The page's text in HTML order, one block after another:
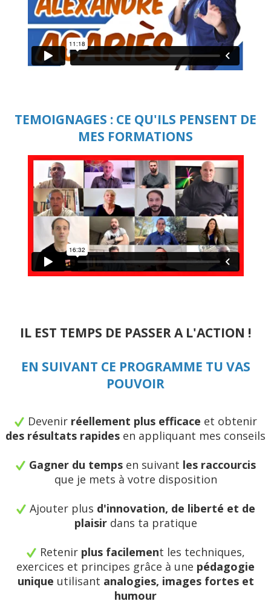
TEMOIGNAGES : CE QU'ILS PENSENT DE
MES FORMATIONS
IL EST TEMPS DE PASSER A L'ACTION !
EN SUIVANT CE PROGRAMME TU VAS
POUVOIR
Devenir réellement plus efficace et obtenir
des résultats rapides en appliquant mes conseils
Gagner du temps en suivant les raccourcis
que je mets à votre disposition
Ajouter plus d'innovation, de liberté et de
plaisirdans ta pratique
Retenir plus facilement les techniques,
exercices et principes grâce à une pédagogie
unique utilisant analogies, images fortes et
humour